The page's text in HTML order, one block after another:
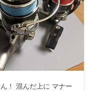
！ 混んだ上に マナー